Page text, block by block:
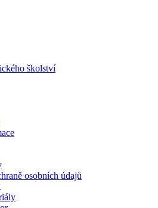
školství
osobních údajů